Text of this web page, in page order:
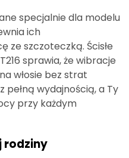
specjalnie dla modelu
ich
ze szczoteczką. Ścisłe
sprawia, że wibracje
włosie bez strat
pełną wydajnością, a Ty
przy każdym
rodziny